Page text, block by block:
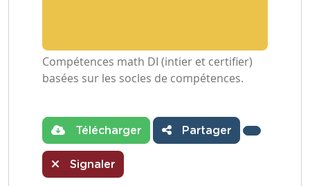
Compétences math DI (intier et certifier)
basées sur les socles de compétences.
Télécharger Partager
Signaler